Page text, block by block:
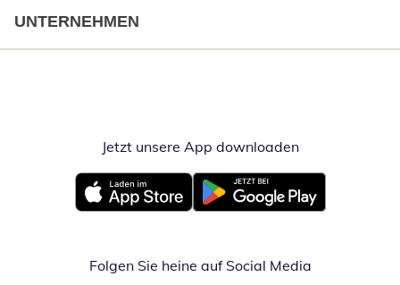
UNTERNEHMEN
Jetzt unsere App downloadenÖffnet in
Öffnet in neuem FensterÖffnet in neuem Fenster
Folgen Sie heine auf Social Media